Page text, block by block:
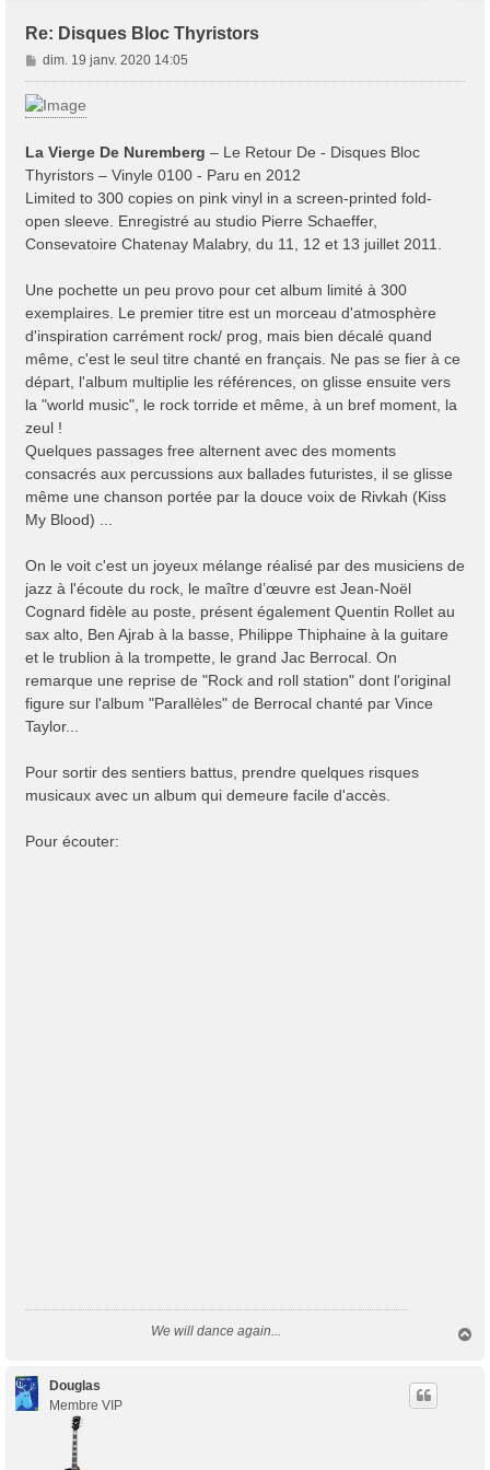
Re: Disques Bloc Thyristors
M
e
s
s
g
e
dim. 19 janv. 2020 14:05
La Vierge De Nuremberg ‎– Le Retour De - Disques Bloc
Thyristors ‎– Vinyle 0100 - Paru en 2012
Limited to 300 copies on pink vinyl in a screen-printed fold-
open sleeve. Enregistré au studio Pierre Schaeffer,
Consevatoire Chatenay Malabry, du 11, 12 et 13 juillet 2011.
Une pochette un peu provo pour cet album limité à 300
exemplaires. Le premier titre est un morceau d'atmosphère
d'inspiration carrément rock/ prog, mais bien décalé quand
même, c'est le seul titre chanté en français. Ne pas se fier à ce
départ, l'album multiplie les références, on glisse ensuite vers
la "world music", le rock torride et même, à un bref moment, la
zeul !
Quelques passages free alternent avec des moments
consacrés aux percussions aux ballades futuristes, il se glisse
même une chanson portée par la douce voix de Rivkah (Kiss
My Blood) ...
On le voit c'est un joyeux mélange réalisé par des musiciens de
jazz à l'écoute du rock, le maître d’œuvre est Jean-Noël
Cognard fidèle au poste, présent également Quentin Rollet au
sax alto, Ben Ajrab à la basse, Philippe Thiphaine à la guitare
et le trublion à la trompette, le grand Jac Berrocal. On
remarque une reprise de "Rock and roll station" dont l'original
figure sur l'album "Parallèles" de Berrocal chanté par Vince
Taylor...
Pour sortir des sentiers battus, prendre quelques risques
musicaux avec un album qui demeure facile d'accès.
Pour écouter:
We will dance again...
Douglas
Membre VIP